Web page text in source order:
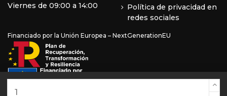
Viernes de 09:00 a 14:00
Política de privacidad en
redes sociales
Financiado por la Unión Europea – NextGenerationEU